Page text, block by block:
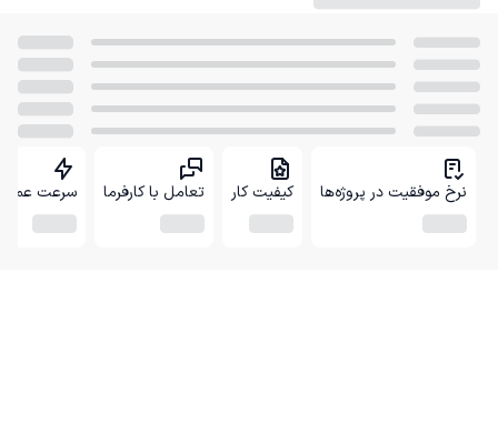
نرخ موفقیت در پروژه‌ها کیفیت کار تعامل با کارفرما سرعت عمل